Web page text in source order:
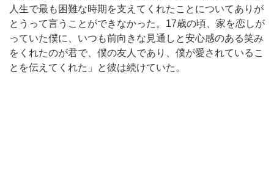
人生で最も困難な時期を支えてくれたことについてありが
とうって言うことができなかった。17歳の頃、家を恋しが
っていた僕に、いつも前向きな見通しと安心感のある笑み
をくれたのが君で、僕の友人であり、僕が愛されているこ
とを伝えてくれた」と彼は続けていた。